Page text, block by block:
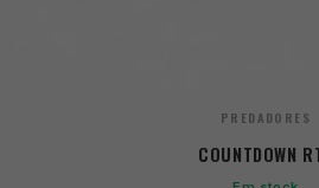
PREDADORES
COUNTDOWN